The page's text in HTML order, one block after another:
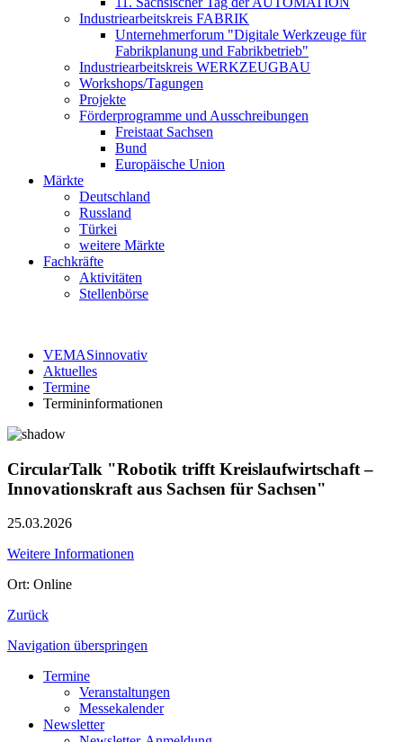
Industriearbeitskreis FABRIK
Unternehmerforum "Digitale Werkzeuge für
Fabrikplanung und Fabrikbetrieb"
Industriearbeitskreis WERKZEUGBAU
Workshops/Tagungen
Projekte
Förderprogramme und Ausschreibungen
Freistaat Sachsen
Bund
Europäische Union
Märkte
Deutschland
Russland
Türkei
weitere Märkte
Fachkräfte
Aktivitäten
Stellenbörse
VEMASinnovativ
Aktuelles
Termine
Termininformationen
CircularTalk "Robotik trifft Kreislaufwirtschaft –
Innovationskraft aus Sachsen für Sachsen"
25.03.2026
Weitere Informationen
Ort: Online
Zurück
Navigation überspringen
Termine
Veranstaltungen
Messekalender
Newsletter